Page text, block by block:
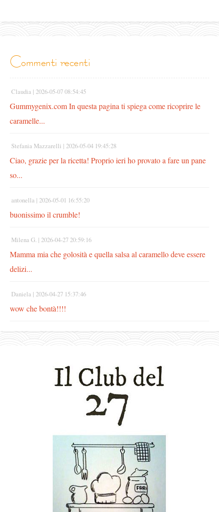
commenti recenti
Claudia | 2026-05-07 08:54:45
Gummygenix.com In questa pagina ti spiega come ricoprire le
caramelle...
Stefania Mazzarelli | 2026-05-04 19:45:28
Ciao, grazie per la ricetta! Proprio ieri ho provato a fare un pane
so...
antonella | 2026-05-01 16:55:20
buonissimo il crumble!
Milena G. | 2026-04-27 20:59:16
Mamma mia che golosità e quella salsa al caramello deve essere
delizi...
Daniela | 2026-04-27 15:37:46
wow che bontà!!!!